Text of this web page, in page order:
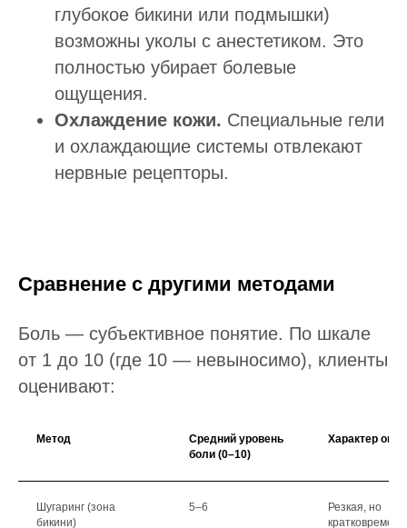
глубокое бикини или подмышки)
возможны уколы с анестетиком. Это
полностью убирает болевые
ощущения.
Охлаждение кожи. Специальные гели
и охлаждающие системы отвлекают
нервные рецепторы.
Сравнение с другими методами
Боль — субъективное понятие. По шкале
от 1 до 10 (где 10 — невыносимо), клиенты
оценивают:
Метод
Средний уровень
боли (0–10)
Характер
Шугаринг (зона
бикини)
5–6
Резкая, но